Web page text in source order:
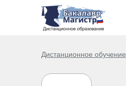
Дистанционное обучение